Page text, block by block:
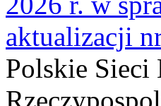
aktualizacji
Polskie Sieci